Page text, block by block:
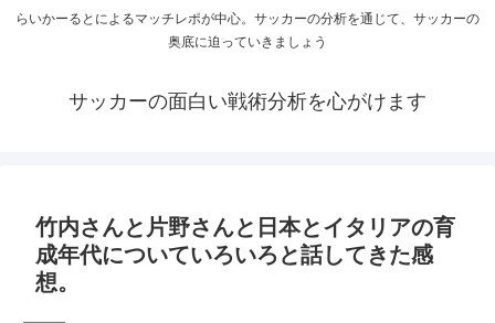
らいかーるとによるマッチレポが中心。サッカーの分析を通じて、サッカーの
奥底に迫っていきましょう
サッカーの面白い戦術分析を心がけます
竹内さんと片野さんと日本とイタリアの育
成年代についていろいろと話してきた感
想。